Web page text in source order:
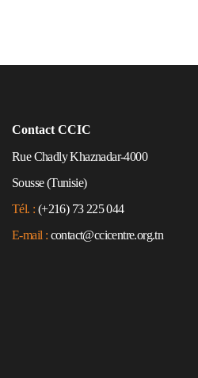
Contact CCIC
Rue Chadly Khaznadar-4000
Sousse (Tunisie)
Tél. : (+216) 73 225 044
E-mail : contact@ccicentre.org.tn